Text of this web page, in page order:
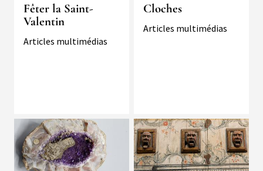
Fêter la Saint-
Valentin
Typologie
Articles multimédias
Cloches
Typologie
Articles multimédias
Image